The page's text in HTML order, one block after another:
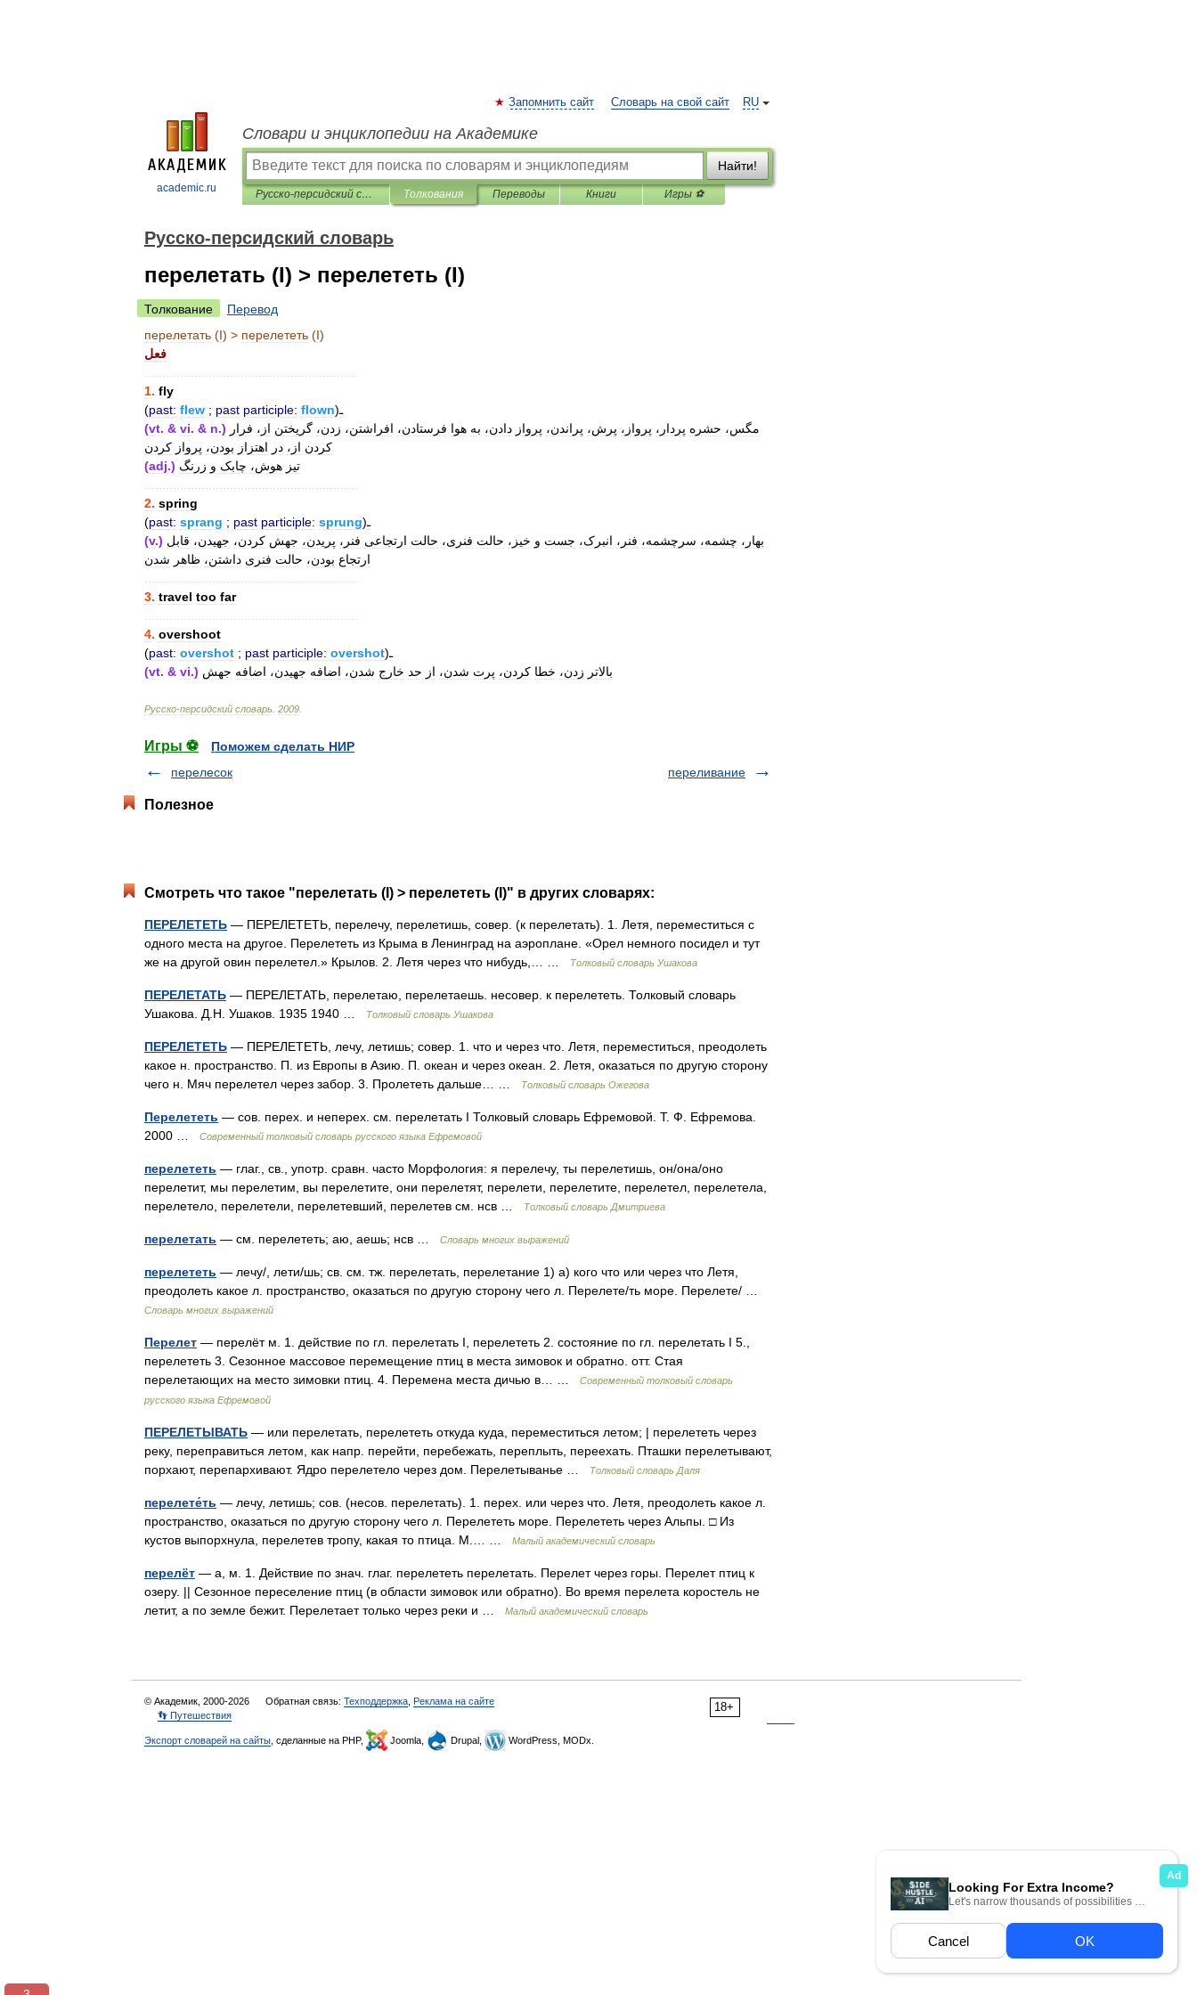
academic.ru
RU
Запомнить сайт Словарь на свой сайт
Словари и энциклопедии на Академике
Найти!
Русско-персидский словарь Толкования Переводы Книги Игры ⚽
Русско-персидский словарь
перелетать (I) > перелететь (I)
Толкование
Перевод
перелетать (I) > перелететь (I)
فعل
1. fly
(past: flew ; past participle: flown)ـ
(vt. & vi. & n.) مگس، حشره پردار، پرواز، پرش، پراندن، پرواز دادن، به هوا فرستادن، افراشتن، زدن، گریختن از، فرار
کردن از، در اهتزاز بودن، پرواز کردن
(adj.) تیز هوش، چابک و زرنگ
2. spring
(past: sprang ; past participle: sprung)ـ
(v.) بهار، چشمه، سرچشمه، فنر، انبرک، جست و خیز، حالت فنری، حالت ارتجاعی فنر، پریدن، جهش کردن، جهیدن، قابل
ارتجاع بودن، حالت فنری داشتن، ظاهر شدن
3. travel too far
4. overshoot
(past: overshot ; past participle: overshot)ـ
(vt. & vi.) بالاتر زدن، خطا کردن، پرت شدن، از حد خارج شدن، اضافه جهیدن، اضافه جهش
Русско-персидский словарь 2009
Игры ⚽
Поможем сделать НИР
перелесок
переливание
Полезное
Смотреть что такое "перелетать (I) > перелететь (I)" в других словарях:
ПЕРЕЛЕТЕТЬ — ПЕРЕЛЕТЕТЬ, перелечу, перелетишь, совер. (к перелетать). 1. Летя, переместиться с
одного места на другое. Перелететь из Крыма в Ленинград на аэроплане. «Орел немного посидел и тут
же на другой овин перелетел.» Крылов. 2. Летя через что нибудь,… …
Толковый словарь Ушакова
ПЕРЕЛЕТАТЬ — ПЕРЕЛЕТАТЬ, перелетаю, перелетаешь. несовер. к перелететь. Толковый словарь
Ушакова. Д.Н. Ушаков. 1935 1940 …
Толковый словарь Ушакова
ПЕРЕЛЕТЕТЬ — ПЕРЕЛЕТЕТЬ, лечу, летишь; совер. 1. что и через что. Летя, переместиться, преодолеть
какое н. пространство. П. из Европы в Азию. П. океан и через океан. 2. Летя, оказаться по другую сторону
чего н. Мяч перелетел через забор. 3. Пролететь дальше… …
Толковый словарь Ожегова
Перелететь — сов. перех. и неперех. см. перелетать I Толковый словарь Ефремовой. Т. Ф. Ефремова.
2000 …
Современный толковый словарь русского языка Ефремовой
перелететь — глаг., св., употр. сравн. часто Морфология: я перелечу, ты перелетишь, он/она/оно
перелетит, мы перелетим, вы перелетите, они перелетят, перелети, перелетите, перелетел, перелетела,
перелетело, перелетели, перелетевший, перелетев см. нсв …
Толковый словарь Дмитриева
перелетать — см. перелететь; аю, аешь; нсв … Словарь многих выражений
перелететь — лечу/, лети/шь; св. см. тж. перелетать, перелетание 1) а) кого что или через что Летя,
преодолеть какое л. пространство, оказаться по другую сторону чего л. Перелете/ть море. Перелете/ …
Словарь многих выражений
Перелет — перелёт м. 1. действие по гл. перелетать I, перелететь 2. состояние по гл. перелетать I 5.,
перелететь 3. Сезонное массовое перемещение птиц в места зимовок и обратно. отт. Стая
перелетающих на место зимовки птиц. 4. Перемена места дичью в… …
Современный толковый словарь
русского языка Ефремовой
ПЕРЕЛЕТЫВАТЬ — или перелетать, перелететь откуда куда, переместиться летом; | перелететь через
реку, переправиться летом, как напр. перейти, перебежать, переплыть, переехать. Пташки перелетывают,
порхают, перепархивают. Ядро перелетело через дом. Перелетыванье …
Толковый словарь Даля
перелете́ть — лечу, летишь; сов. (несов. перелетать). 1. перех. или через что. Летя, преодолеть какое л.
пространство, оказаться по другую сторону чего л. Перелететь море. Перелететь через Альпы. □ Из
кустов выпорхнула, перелетев тропу, какая то птица. М.… …
Малый академический словарь
перелёт — а, м. 1. Действие по знач. глаг. перелететь перелетать. Перелет через горы. Перелет птиц к
озеру. || Сезонное переселение птиц (в области зимовок или обратно). Во время перелета коростель не
летит, а по земле бежит. Перелетает только через реки и …
Малый академический словарь
18+
© Академик, 2000-2026 Обратная связь: Техподдержка Реклама на сайте
👣 Путешествия
Экспорт словарей на сайты , сделанные на PHP, Joomla, Drupal, WordPress, MODx.